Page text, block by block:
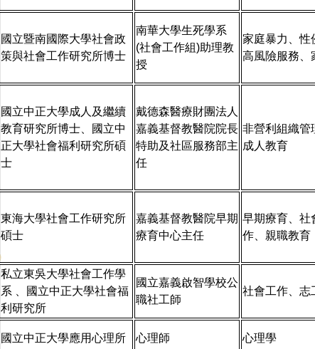
國立暨南國際大學社會政
策與社會工作研究所博士
南華大學生死學系
(社會工作組)助理教
授
家庭暴力、性
高風險服務、
國立中正大學成人及繼續
教育研究所博士、國立中
正大學社會福利研究所碩
士
戴德森醫療財團法人
嘉義基督教醫院院長
特助及社區服務部主
任
非營利組織管
成人教育
東海大學社會工作研究所
碩士
嘉義基督教醫院早期
療育中心主任
早期療育、社
作、親職教育
私立東吳大學社會工作學
系 、國立中正大學社會福
利研究所
國立嘉義啟智學校公
職社工師
社會工作、志
國立中正大學應用心理所 心理師 心理學